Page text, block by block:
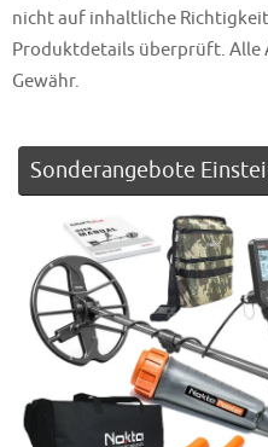
nicht auf inhaltliche
Produktdetails überprüft. Alle
Gewähr.
Sonderangebote